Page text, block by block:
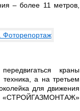
– более 11 метров,
краны
а на третьем
для движения
«СТРОЙГАЗМОНТАЖ»